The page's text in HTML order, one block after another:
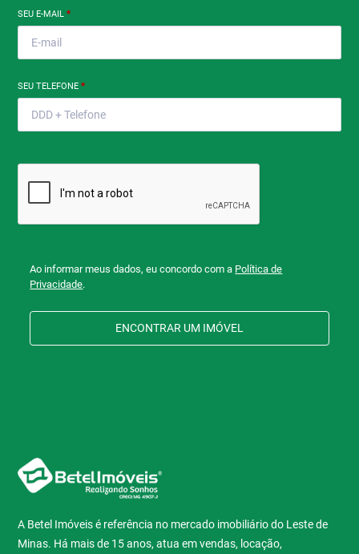
SEU E-MAIL*
SEU TELEFONE*
Ao informar meus dados, eu concordo com a Política de
Privacidade.
ENCONTRAR UM IMÓVEL
A Betel Imóveis é referência no mercado imobiliário do Leste de
Minas. Há mais de 15 anos, atua em vendas, locação,